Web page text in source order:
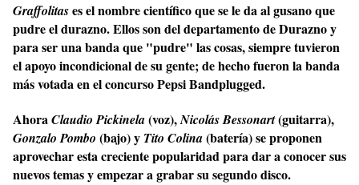
Graffolitases el nombre científico que se le da al gusano que
pudre el durazno. Ellos son del departamento de Durazno y
para ser una banda que "pudre" las cosas, siempre tuvieron
el apoyo incondicional de su gente; de hecho fueron la banda
más votada en el concurso Pepsi Bandplugged.
AhoraClaudio Pickinela(voz),Nicolás Bessonart(guitarra),
Gonzalo Pombo (bajo) y Tito Colina(batería) se proponen
aprovechar esta creciente popularidad para dar a conocer sus
nuevos temas y empezar a grabar su segundo disco.